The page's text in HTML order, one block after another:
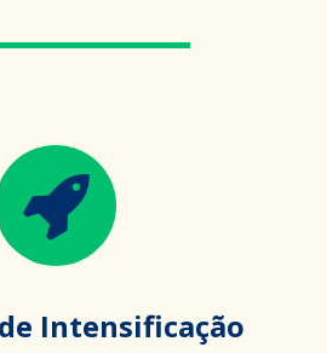
Intensificação